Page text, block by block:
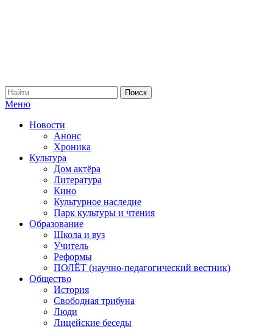
Меню
Новости
Анонс
Хроника
Культура
Дом актёра
Литература
Кино
Культурное наследие
Парк культуры и чтения
Образование
Школа и вуз
Учитель
Реформы
ПОЛЁТ (научно-педагогический вестник)
Общество
История
Свободная трибуна
Люди
Лицейские беседы